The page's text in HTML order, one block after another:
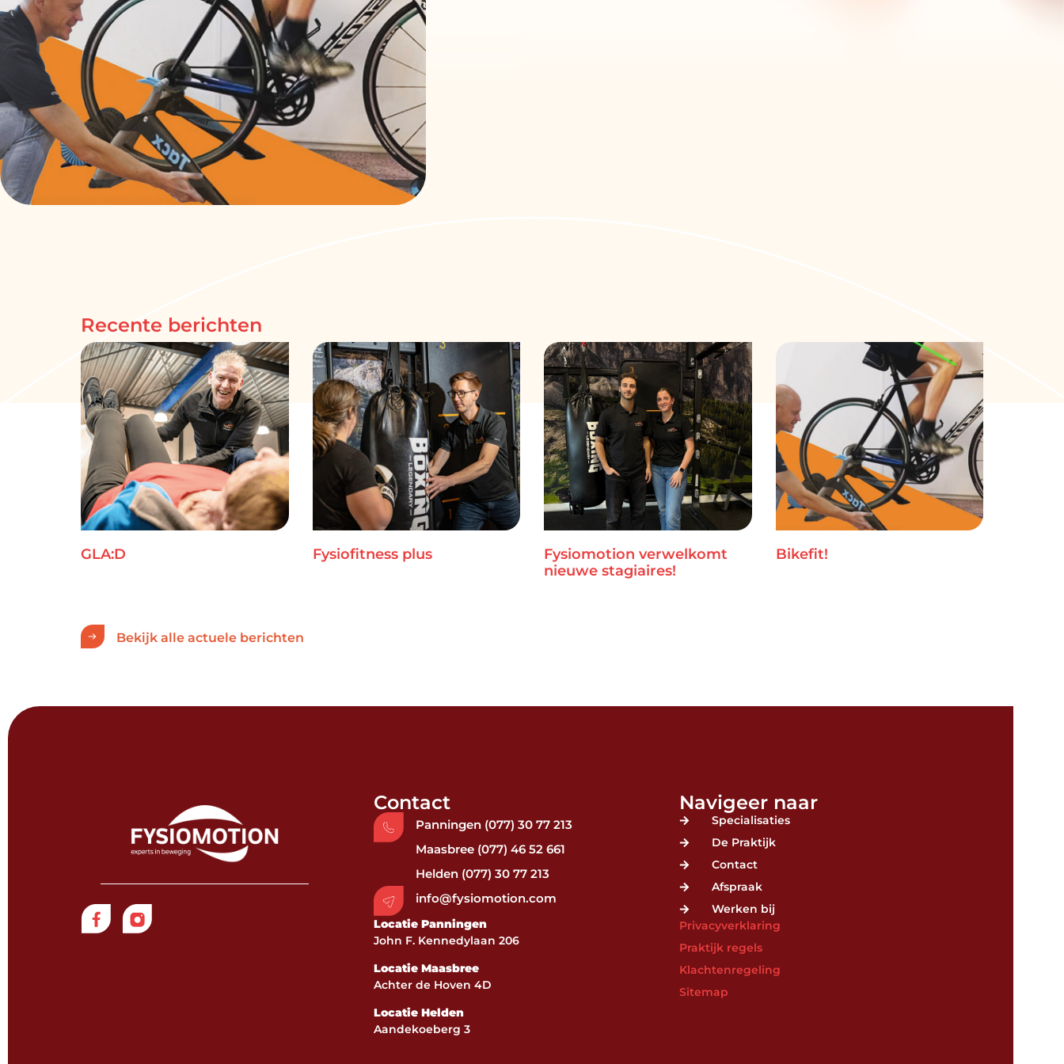
Recente berichten
GLA:D Fysiofitness plus
Fysiomotion verwelkomt
nieuwe stagiaires!
Bikefit!
Bekijk alle actuele berichten
Contact
Panningen (077) 30 77 213
Maasbree (077) 46 52 661
Helden (077) 30 77 213
info@fysiomotion.com
Locatie Panningen
John F. Kennedylaan 206
Locatie Maasbree
Achter de Hoven 4D
Locatie Helden
Aandekoeberg 3
Navigeer naar
Specialisaties
De Praktijk
Contact
Afspraak
Werken bij
Privacyverklaring
Praktijk regels
Klachtenregeling
Sitemap